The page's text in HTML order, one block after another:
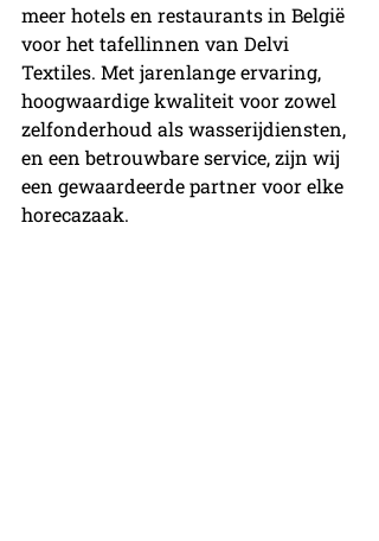
meer hotels en restaurants in België
voor het tafellinnen van Delvi
Textiles. Met jarenlange ervaring,
hoogwaardige kwaliteit voor zowel
zelfonderhoud als wasserijdiensten,
en een betrouwbare service, zijn wij
een gewaardeerde partner voor elke
horecazaak.